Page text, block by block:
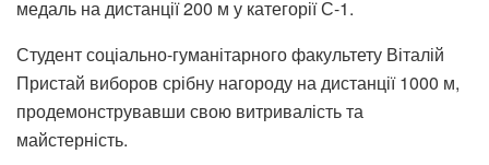
медаль на дистанції 200 м у категорії С-1.
Студент соціально-гуманітарного факультету Віталій
Пристай виборов срібну нагороду на дистанції 1000 м,
продемонструвавши свою витривалість та
майстерність.